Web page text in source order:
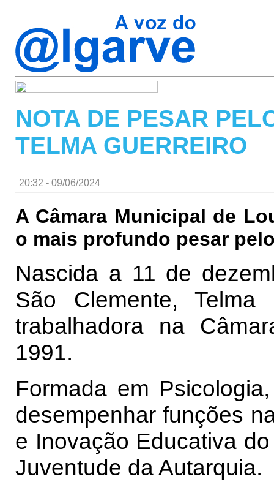
NOTA DE PESAR
TELMA GUERREIRO
20:32 - 09/06/2024
A Câmara Municipal de
o mais profundo pesar
Nascida a 11 de
São Clemente,
trabalhadora na
1991.
Formada em
desempenhar funções
e Inovação Educativa
Juventude da Autarquia.